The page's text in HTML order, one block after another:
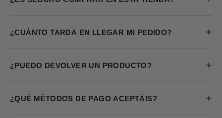
¿CUÁNTO TARDA EN LLEGAR MI PEDIDO? +
¿PUEDO DEVOLVER UN PRODUCTO? +
¿QUÉ MÉTODOS DE PAGO ACEPTÁIS? +